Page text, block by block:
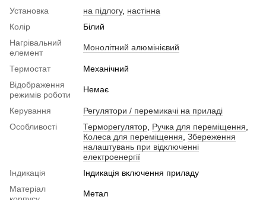
Установка на підлогу, настінна
Колір
Білий
Нагрівальний
елемент
Монолітний алюмінієвий
Термостат
Механічний
Відображення
режимів роботи
Немає
Керування
Регулятори / перемикачі на приладі
Особливості
Терморегулятор Ручка для переміщення
Колеса для переміщення Збереження
налаштувань при відключенні
електроенергії
Індикація
Індикація включення приладу
Матеріал
Метал